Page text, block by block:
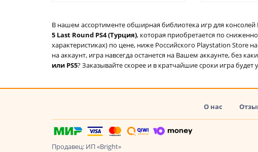
В нашем ассортименте обширная библиотека игр для
5 Last Round PS4 (Турция), которая приобретается по
характеристиках) по цене, ниже Российского Playstation
на аккаунт, игра навсегда останется на Вашем аккаунте, без
или PS5? Заказывайте скорее и в кратчайшие сроки игра
О нас
Продавец: ИП «Bright»